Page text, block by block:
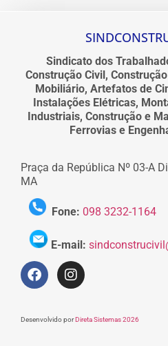
Sindicato dos
Construção Civil,
Mobiliário, Artefatos de
Instalações Elétricas,
Industriais, Construção e
Ferrovias e
Praça da República Nº 03-A
MA
Fone: 098 3232-1164
E-mail:
Desenvolvido porDireta Sistemas 2026